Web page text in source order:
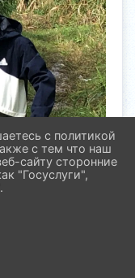
с политикой
с тем что наш
сайту сторонние
"Госуслуги",